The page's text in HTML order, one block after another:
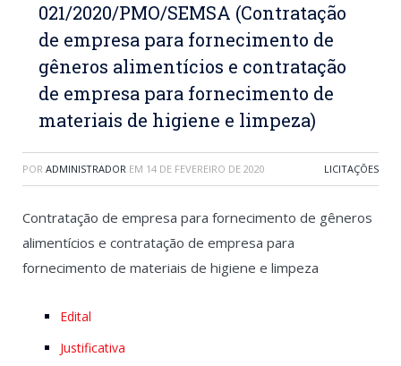
021/2020/PMO/SEMSA (Contratação
de empresa para fornecimento de
gêneros alimentícios e contratação
de empresa para fornecimento de
materiais de higiene e limpeza)
POR ADMINISTRADOR EM 14 DE FEVEREIRO DE 2020 LICITAÇÕES
Contratação de empresa para fornecimento de gêneros
alimentícios e contratação de empresa para
fornecimento de materiais de higiene e limpeza
Edital
Justificativa